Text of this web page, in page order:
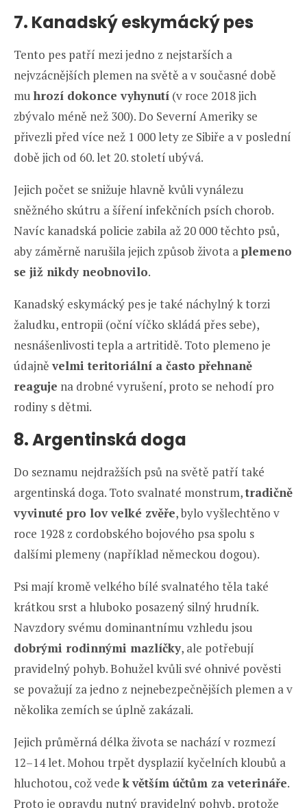
7. Kanadský eskymácký pes
Tento pes patří mezi jedno z nejstarších a
nejvzácnějších plemen na světě a v současné době
mu hrozí dokonce vyhynutí (v roce 2018 jich
zbývalo méně než 300). Do Severní Ameriky se
přivezli před více než 1 000 lety ze Sibiře a v poslední
době jich od 60. let 20. století ubývá.
Jejich počet se snižuje hlavně kvůli vynálezu
sněžného skútru a šíření infekčních psích chorob.
Navíc kanadská policie zabila až 20 000 těchto psů,
aby záměrně narušila jejich způsob života aplemeno
se již nikdy neobnovilo.
Kanadský eskymácký pes je také náchylný k torzi
žaludku, entropii (oční víčko skládá přes sebe),
nesnášenlivosti tepla a artritidě. Toto plemeno je
údajně velmi teritoriální a často přehnaně
reaguje na drobné vyrušení, proto se nehodí pro
rodiny s dětmi.
8. Argentinská doga
Do seznamu nejdražších psů na světě patří také
argentinská doga. Toto svalnaté monstrum,tradičně
vyvinuté pro lov velké zvěře, bylo vyšlechtěno v
roce 1928 z cordobského bojového psa spolu s
dalšími plemeny (například německou dogou).
Psi mají kromě velkého bílé svalnatého těla také
krátkou srst a hluboko posazený silný hrudník.
Navzdory svému dominantnímu vzhledu jsou
dobrými rodinnými mazlíčky, ale potřebují
pravidelný pohyb. Bohužel kvůli své ohnivé pověsti
se považují za jedno z nejnebezpečnějších plemen a v
několika zemích se úplně zakázali.
Jejich průměrná délka života se nachází v rozmezí
12–14 let. Mohou trpět dysplazií kyčelních kloubů a
hluchotou, což vede květším účtům za veterináře.
Proto je opravdu nutný pravidelný pohyb, protože